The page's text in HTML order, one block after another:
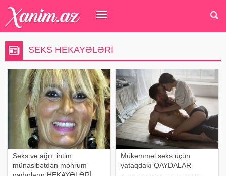
SEKS HEKAYƏLƏRI
Seks və ağrı: intim
münasibətdən məhrum
Mükəmməl seks üçün
yataqdakı QAYDALAR